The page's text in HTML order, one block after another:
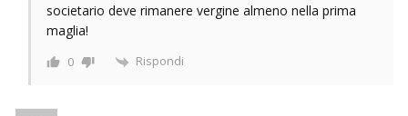
societario deve rimanere vergine almeno nella prima
maglia!
0 Rispondi